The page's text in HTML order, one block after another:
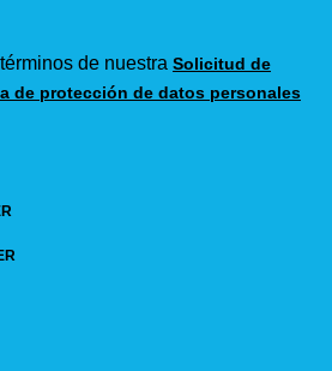
de nuestra Solicitud de
de protección de datos personales